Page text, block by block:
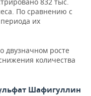
По сравнению с
их
о двузначном росте
количества
Шафигуллин